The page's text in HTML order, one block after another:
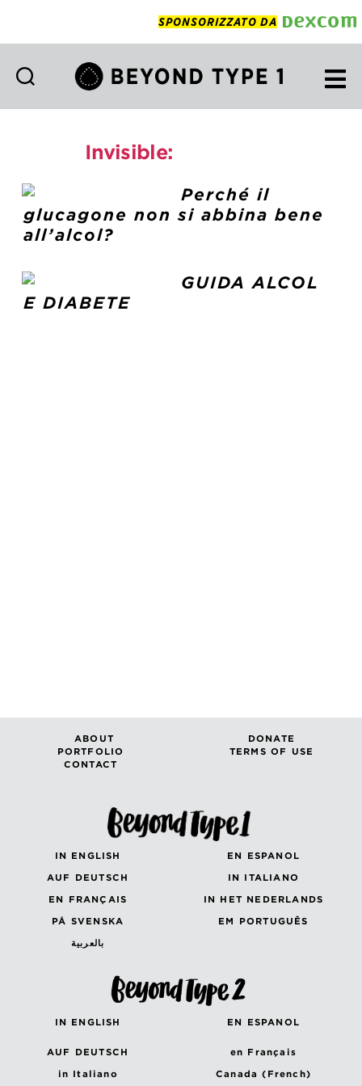
SPONSORIZZATO DA
Invisible:
Perché il
glucagone non si abbina bene
all’alcol?
GUIDA ALCOL
E DIABETE
ABOUT
DONATE
PORTFOLIO
TERMS OF USE
CONTACT
IN ENGLISH
EN ESPANOL
AUF DEUTSCH
IN ITALIANO
EN FRANÇAIS
IN HET NEDERLANDS
PÅ SVENSKA
EM PORTUGUÊS
بالعربية
IN ENGLISH EN ESPANOL
AUF DEUTSCH
en Français
in Italiano
Canada (French)